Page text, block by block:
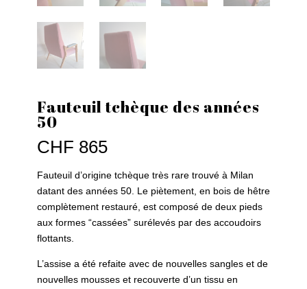
Fauteuil tchèque des années
50
CHF 865
Fauteuil d’origine tchèque très rare trouvé à Milan
datant des années 50. Le piètement, en bois de hêtre
complètement restauré, est composé de deux pieds
aux formes “cassées” surélevés par des accoudoirs
flottants.
L’assise a été refaite avec de nouvelles sangles et de
nouvelles mousses et recouverte d’un tissu en